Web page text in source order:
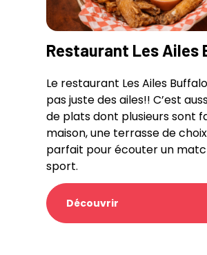
Restaurant Les Ailes
Le restaurant Les Ailes
pas juste des ailes!! C’est
de plats dont plusieurs sont
maison, une terrasse de
parfait pour écouter un
sport.
Découvrir